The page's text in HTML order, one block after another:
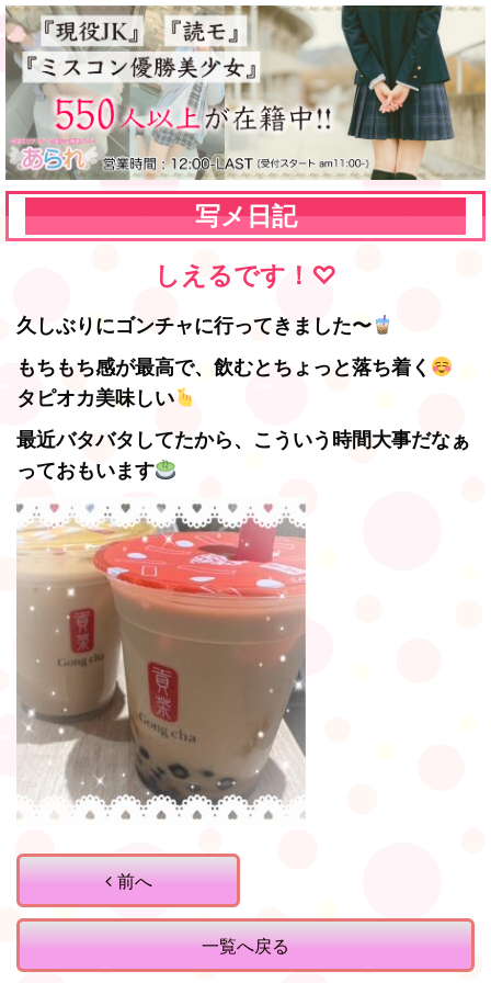
写メ日記
しえるです！♡
久しぶりにゴンチャに行ってきました〜
もちもち感が最高で、飲むとちょっと落ち着く
タピオカ美味しい
最近バタバタしてたから、こういう時間大事だなぁ
っておもいます
前へ
一覧へ戻る